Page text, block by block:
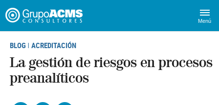
Menú
BLOG | ACREDITACIÓN
La gestión de riesgos en procesos
preanalíticos